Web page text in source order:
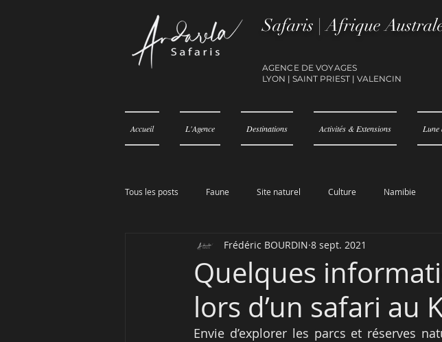
Safaris | Afrique
AGENCE DE VOYAGES
LYON | SAINT PRIEST | VALENCIN
Accueil L'Agence Destinations Activités & Extensions Lune
Tous les posts Faune Site naturel Culture Namibie
Quelques
lors d’un safari au
Frédéric BOURDIN 8 sept. 2021
Envie d’explorer les parcs et réserves